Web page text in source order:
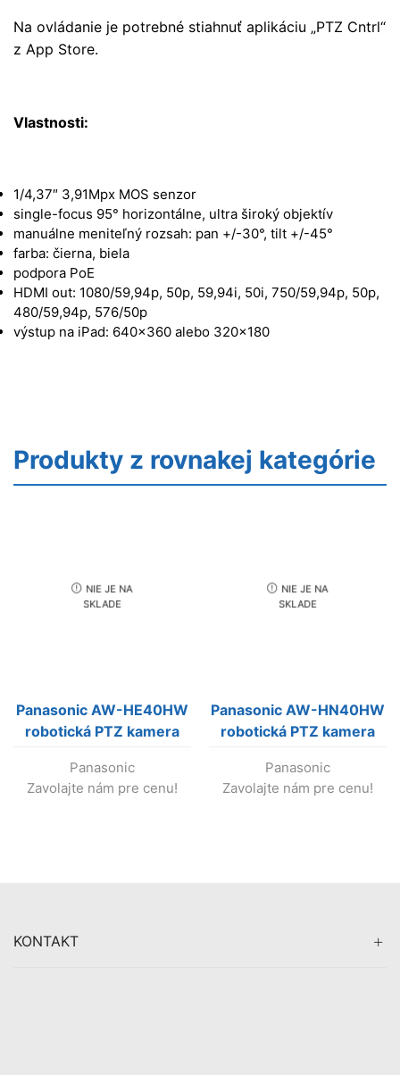
Na ovládanie je potrebné stiahnuť aplikáciu „PTZ Cntrl“
z App Store.
Vlastnosti:
1/4,37″ 3,91Mpx MOS senzor
single-focus 95° horizontálne, ultra široký objektív
manuálne meniteľný rozsah: pan +/-30°, tilt +/-45°
farba: čierna, biela
podpora PoE
HDMI out: 1080/59,94p, 50p, 59,94i, 50i, 750/59,94p, 50p,
480/59,94p, 576/50p
výstup na iPad: 640×360 alebo 320×180
Produkty z rovnakej kategórie
NIE JE NA
SKLADE
Panasonic AW-HE40HW
robotická PTZ kamera
Panasonic
Zavolajte nám pre cenu!
NIE JE NA
SKLADE
Panasonic AW-HN40HW
robotická PTZ kamera
skončila!)
Panasonic
Zavolajte nám pre cenu!
KONTAKT